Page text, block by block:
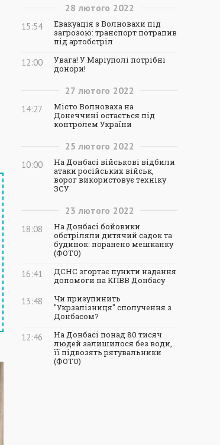
28 лютого 2022
15:54
Евакуація з Волновахи під
загрозою: транспорт потрапив
під артобстріл
12:00
Увага! У Маріуполі потрібні
донори!
27 лютого 2022
14:27
Місто Волноваха на
Донеччині остається під
контролем України
25 лютого 2022
10:00
На Донбасі військові відбили
атаки російських військ,
ворог використовує техніку
ЗСУ
23 лютого 2022
18:08
На Донбасі бойовики
обстріляли дитячий садок та
будинок: поранено мешканку
(ФОТО)
16:41
ДСНС згортає пункти надання
допомоги на КПВВ Донбасу
13:48
Чи призупинить
"Укрзалізниця" сполучення з
Донбасом?
12:46
На Донбасі понад 80 тисяч
людей залишилося без води,
її підвозять рятувальники
(ФОТО)